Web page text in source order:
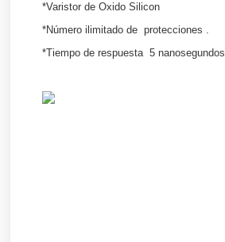
*Varistor de Oxido Silicon
*Número ilimitado de protecciones .
*Tiempo de respuesta 5 nanosegundos